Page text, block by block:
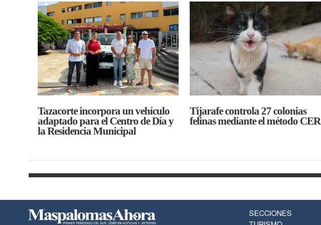
Tazacorte incorpora un vehículo
adaptado para el Centro de Día y
la Residencia Municipal
Tijarafe controla 27 colonias
felinas mediante el método CER
SECCIONES